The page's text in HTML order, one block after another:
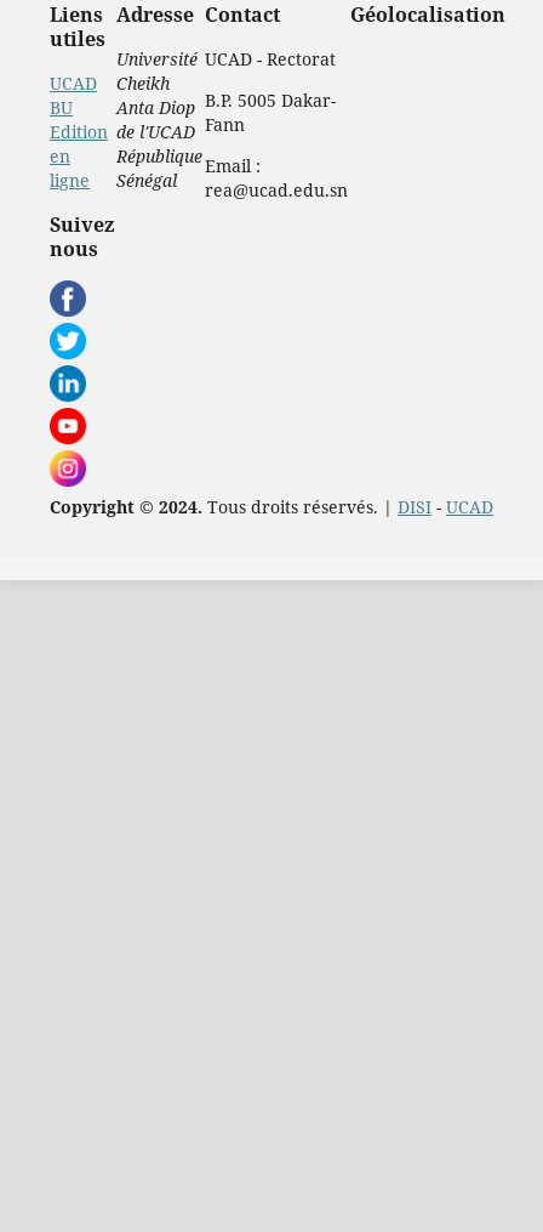
Liens
utiles
UCAD
BU
Edition
en
ligne
Suivez
nous
Adresse
Université
Cheikh
Anta Diop
de l'UCAD
République
Sénégal
Contact
UCAD - Rectorat
B.P. 5005 Dakar-
Fann
Email :
rea@ucad.edu.sn
Géolocalisation
Copyright © 2024. Tous droits réservés. | DISI - UCAD